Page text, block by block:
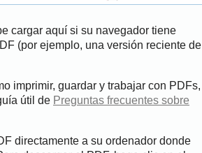
cargar aquí si su navegador tiene
(por ejemplo, una versión reciente de
imprimir, guardar y trabajar con PDFs,
útil de Preguntas frecuentes sobre
directamente a su ordenador donde